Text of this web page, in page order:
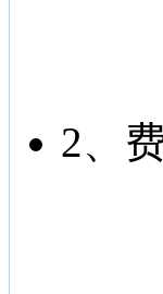
2、